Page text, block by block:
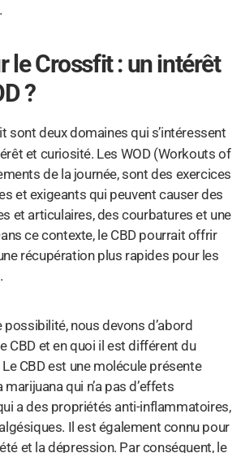
le Crossfit : un intérêt
?
sont deux domaines qui s’intéressent
et curiosité. Les WOD (Workouts of
de la journée, sont des exercices
et exigeants qui peuvent causer des
et articulaires, des courbatures et une
ce contexte, le CBD pourrait offrir
récupération plus rapides pour les
possibilité, nous devons d’abord
CBD et en quoi il est différent du
CBD est une molécule présente
qui n’a pas d’effets
a des propriétés anti-inflammatoires,
Il est également connu pour
et la dépression. Par conséquent, le